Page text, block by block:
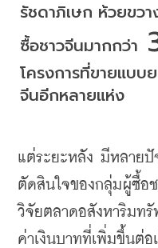
รัชดาภิเษก ห้วยขวา
ซื้อชาวจีนมากกว่า
โครงการที่ขายแบ
จีนอีกหลายแห่ง
แต่ระยะหลัง มีหลายปั
ตัดสินใจของกลุ่มผู้ซื้อ
วิจัยตลาดอสังหาริมทรั
ค่าเงินบาทที่เพิ่มขึ้นต่อ